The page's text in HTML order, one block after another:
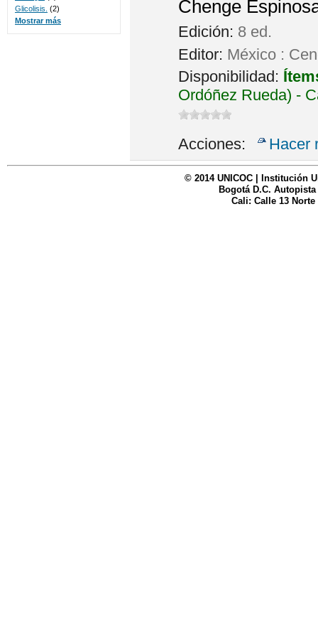
Chenge
Edición: 8 ed.
Editor: México :
Disponibilidad:
Ordóñez Rueda) -
Acciones: Hacer
Glicolisis. (2)
Mostrar más
© 2014 UNICOC | Institución
Bogotá D.C. Autopista
Cali: Calle 13 Norte